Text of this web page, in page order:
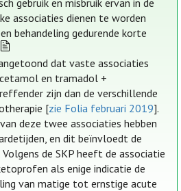
gebruik en misbruik ervan in de
associaties dienen te worden
behandeling gedurende korte
dat vaste associaties
en tramadol +
zijn dan de verschillende
[zie Folia februari 2019].
deze twee associaties hebben
en dit beïnvloedt de
de SKP heeft de associatie
als enige indicatie de
van matige tot ernstige acute